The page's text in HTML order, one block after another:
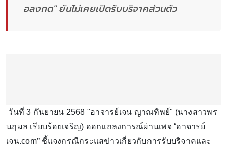
อลงกต" ยันไม่เคยเปิดรับบริจาคส่วนตัว
วันที่ 3 กันยายน 2568 "อาจารย์เจน ญาณทิพย์" (นางสาวพร
นฤมล เรียบร้อยเจริญ) ออกแถลงการณ์ผ่านเพจ “อาจารย์
เจน.com” ชี้แจงกรณีกระแสข่าวเกี่ยวกับการรับบริจาคและ